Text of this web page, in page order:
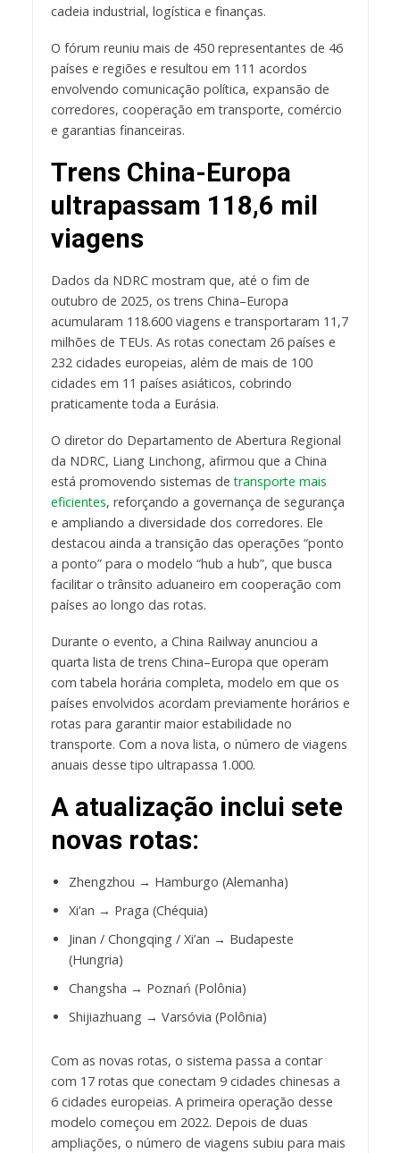
cadeia industrial, logística e finanças.
O fórum reuniu mais de 450 representantes de 46
países e regiões e resultou em 111 acordos
envolvendo comunicação política, expansão de
corredores, cooperação em transporte, comércio
e garantias financeiras.
Trens China-Europa
ultrapassam 118,6 mil
viagens
Dados da NDRC mostram que, até o fim de
outubro de 2025, os trens China–Europa
acumularam 118.600 viagens e transportaram 11,7
milhões de TEUs. As rotas conectam 26 países e
232 cidades europeias, além de mais de 100
cidades em 11 países asiáticos, cobrindo
praticamente toda a Eurásia.
O diretor do Departamento de Abertura Regional
da NDRC, Liang Linchong, afirmou que a China
está promovendo sistemas detransporte mais
eficientes, reforçando a governança de segurança
e ampliando a diversidade dos corredores. Ele
destacou ainda a transição das operações “ponto
a ponto” para o modelo “hub a hub”, que busca
facilitar o trânsito aduaneiro em cooperação com
países ao longo das rotas.
Durante o evento, a China Railway anunciou a
quarta lista de trens China–Europa que operam
com tabela horária completa, modelo em que os
países envolvidos acordam previamente horários e
rotas para garantir maior estabilidade no
transporte. Com a nova lista, o número de viagens
anuais desse tipo ultrapassa 1.000.
A atualização inclui sete
novas rotas:
Zhengzhou → Hamburgo (Alemanha)
Xi’an → Praga (Chéquia)
Jinan / Chongqing / Xi’an → Budapeste
(Hungria)
Changsha → Poznań (Polônia)
Shijiazhuang → Varsóvia (Polônia)
Com as novas rotas, o sistema passa a contar
com 17 rotas que conectam 9 cidades chinesas a
6 cidades europeias. A primeira operação desse
modelo começou em 2022. Depois de duas
ampliações, o número de viagens subiu para mais